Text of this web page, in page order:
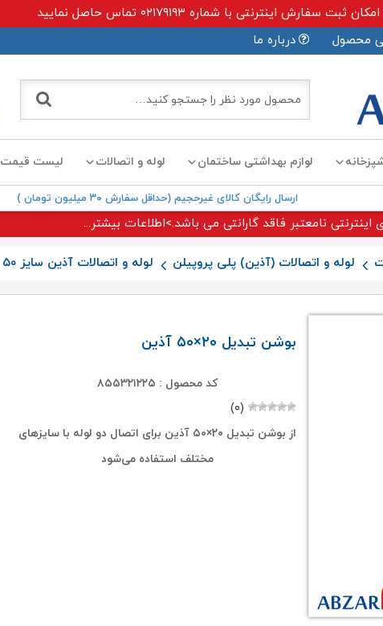
اینترنتی با شماره ۰۲۱۷۹۱۹۳ تماس حاصل نمایید
محصول درباره ما
لوازم بهداشتی ساختمان لوله و اتصالات لیست قیمت
ارسال رایگان کالای غیرحجیم (حداقل سفارش ۳۰ میلیون تومان )
نامعتبر فاقد گارانتی می باشد.>اطلاعات بیشتر...
لوله و اتصالات (آذین) پلی پروپیلن لوله و اتصالات آذین سایز ۵۰
بوشن تبدیل ۲۰×۵۰ آذین
کد محصول : ۸۵۵۳۲۱۲۲۵
(۰)
از بوشن تبدیل ۲۰×۵۰ آذین برای اتصال دو لوله با سایزهای
مختلف استفاده می‌شود